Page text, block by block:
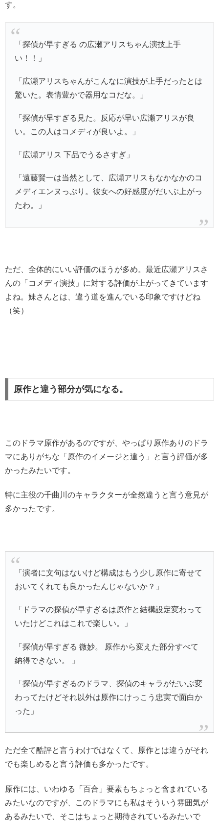
す。
「探偵が早すぎる の広瀬アリスちゃん演技上手
い！！」
「広瀬アリスちゃんがこんなに演技が上手だったとは
驚いた。表情豊かで器用なコだな。」
「探偵が早すぎる見た。反応が早い広瀬アリスが良
い。この人はコメディが良いよ。」
「広瀬アリス 下品でうるさすぎ」
「遠藤賢一は当然として、広瀬アリスもなかなかのコ
メディエンヌっぷり。彼女への好感度がだいぶ上がっ
たわ。」
ただ、全体的にいい評価のほうが多め。最近広瀬アリスさ
んの「コメディ演技」に対する評価が上がってきています
よね。妹さんとは、違う道を進んでいる印象ですけどね
（笑）
原作と違う部分が気になる。
このドラマ原作があるのですが、やっぱり原作ありのドラ
マにありがちな「原作のイメージと違う」と言う評価が多
かったみたいです。
特に主役の千曲川のキャラクターが全然違うと言う意見が
多かったです。
「演者に文句はないけど構成はもう少し原作に寄せて
おいてくれても良かったんじゃないか？」
「ドラマの探偵が早すぎるは原作と結構設定変わって
いたけどこれはこれで楽しい。」
「探偵が早すぎる 微妙。 原作から変えた部分すべて
納得できない。 」
「探偵が早すぎるのドラマ、探偵のキャラがだいぶ変
わってたけどそれ以外は原作にけっこう忠実で面白か
った」
ただ全て酷評と言うわけではなくて、原作とは違うがそれ
でも楽しめると言う評価も多かったです。
原作には、いわゆる「百合」要素もちょっと含まれている
みたいなのですが、このドラマにも私はそういう雰囲気が
あるみたいで、そこはちょっと期待されているみたいで